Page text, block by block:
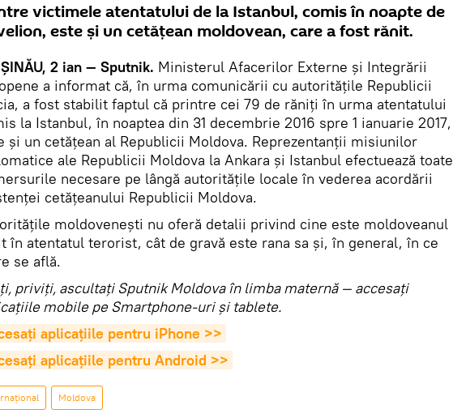
victimele atentatului de la Istanbul, comis în noapte de
este și un cetățean moldovean, care a fost rănit.
2 ian — Sputnik. Ministerul Afacerilor Externe şi Integrării
a informat că, în urma comunicării cu autoritățile Republicii
a fost stabilit faptul că printre cei 79 de răniți în urma atentatului
la Istanbul, în noaptea din 31 decembrie 2016 spre 1 ianuarie 2017,
şi un cetăţean al Republicii Moldova. Reprezentanţii misiunilor
ale Republicii Moldova la Ankara și Istanbul efectuează toate
necesare pe lângă autorităţile locale în vederea acordării
cetăţeanului Republicii Moldova.
moldovenești nu oferă detalii privind cine este moldoveanul
în atentatul terorist, cât de gravă este rana sa și, în general, în ce
se află.
priviţi, ascultaţi Sputnik Moldova în limba maternă — accesaţi
mobile pe Smartphone-uri şi tablete.
aplicaţiile pentru iPhone >>
aplicaţiile pentru Android >>
Moldova